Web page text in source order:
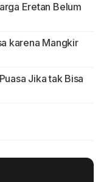
Eretan Belum
karena Mangkir
Jika tak Bisa